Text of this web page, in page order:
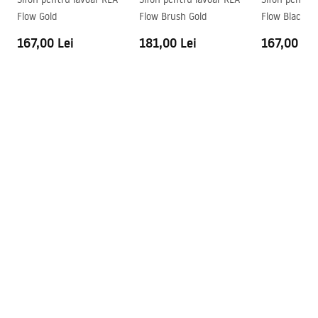
Preaplin
Da Nu
Orificiu pentru preaplin
Da Nu
Flow Gold
167,00 Lei
Flow Brush Gold
181,00 Lei
Flow Black
167,00 Lei